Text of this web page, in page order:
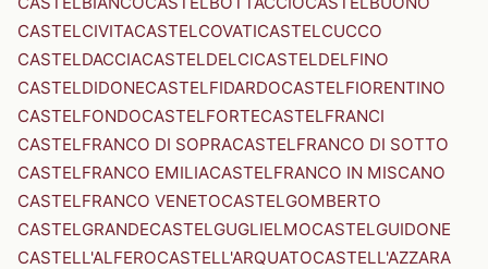
CASTELCIVITACASTELCOVATICASTELCUCCO
CASTELDACCIACASTELDELCICASTELDELFINO
CASTELDIDONECASTELFIDARDOCASTELFIORENTINO
CASTELFONDOCASTELFORTECASTELFRANCI
CASTELFRANCO DI SOPRACASTELFRANCO DI SOTTO
CASTELFRANCO EMILIACASTELFRANCO IN MISCANO
CASTELFRANCO VENETOCASTELGOMBERTO
CASTELGRANDECASTELGUGLIELMOCASTELGUIDONE
CASTELL'ALFEROCASTELL'ARQUATOCASTELL'AZZARA